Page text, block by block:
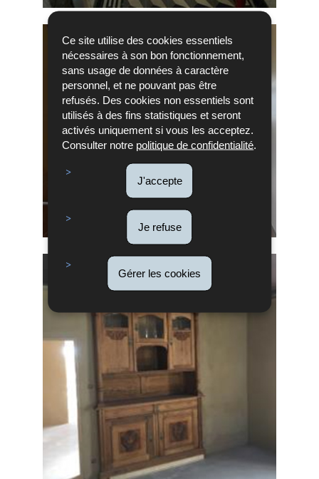
Ce site utilise des cookies essentiels
nécessaires à son bon fonctionnement,
sans usage de données à caractère
personnel, et ne pouvant pas être
refusés. Des cookies non essentiels sont
utilisés à des fins statistiques et seront
activés uniquement si vous les acceptez.
Consulter notre politique de confidentialité
J'accepte
Je refuse
Gérer les cookies